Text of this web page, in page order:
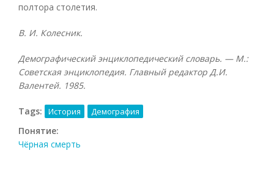
полтора столетия.
В. И. Колесник.
Демографический энциклопедический словарь. — М.:
Советская энциклопедия. Главный редактор Д.И.
Валентей. 1985.
Tags: История Демография
Понятие:
Чёрная смерть